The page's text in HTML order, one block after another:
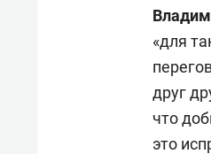
«для
друг
что
это